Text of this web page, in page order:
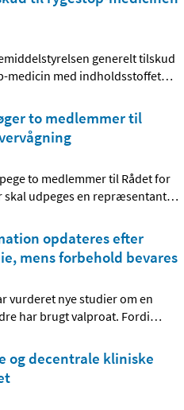
generelt tilskud
medicin med indholdsstoffet…
to medlemmer til
to medlemmer til Rådet for
udpeges en repræsentant…
opdateres efter
mens forbehold bevares
vurderet nye studier om en
har brugt valproat. Fordi…
og decentrale kliniske